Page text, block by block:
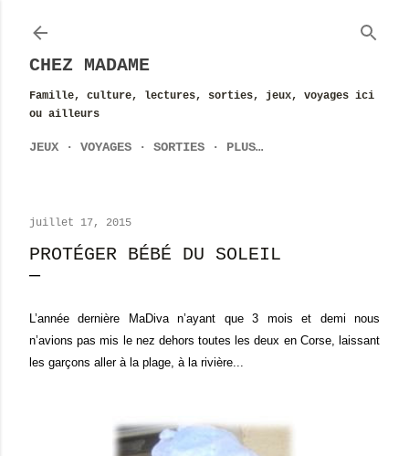
CHEZ MADAME
Famille, culture, lectures, sorties, jeux, voyages ici
ou ailleurs
JEUX VOYAGES SORTIES PLUS…
juillet 17, 2015
PROTÉGER BÉBÉ DU SOLEIL
L’année dernière MaDiva n’ayant que 3 mois et demi nous
n’avions pas mis le nez dehors toutes les deux en Corse, laissant
les garçons aller à la plage, à la rivière...